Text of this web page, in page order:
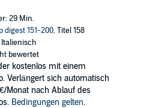
29 Min.
digest 151-200, Titel 158
bewertet
kostenlos mit einem
Verlängert sich automatisch
Monat nach Ablauf des
Bedingungen gelten.